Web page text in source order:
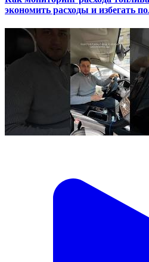
экономить расходы и избегать